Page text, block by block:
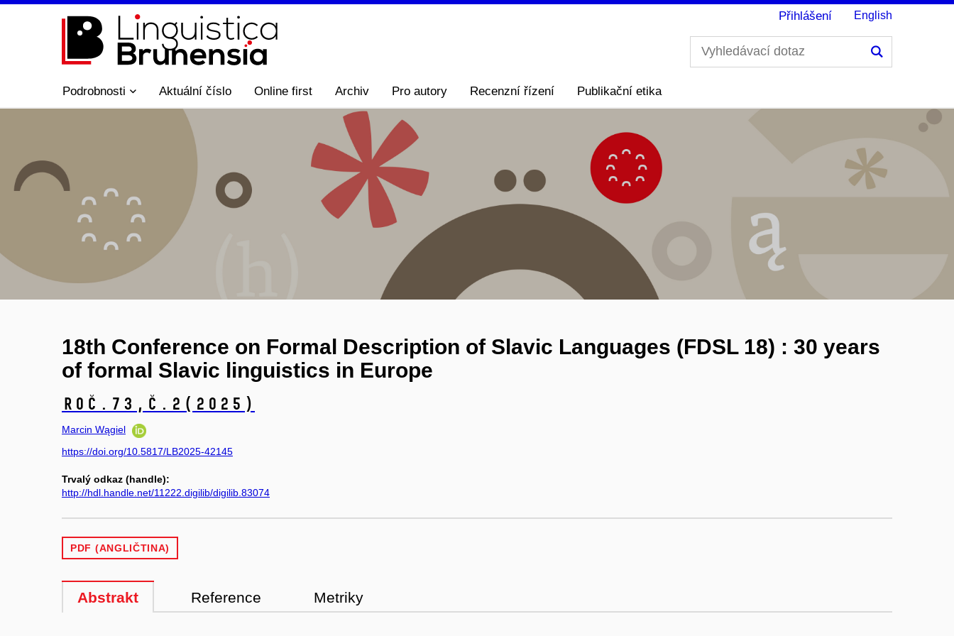
Přihlášení English
Podrobnosti Aktuální číslo Online first Archiv Pro autory Recenzní řízení Publikační etika
18th Conference on Formal Description of Slavic Languages (FDSL 18) : 30 years
of formal Slavic linguistics in Europe
Roč.73, č.2 (2025)
Marcin Wągiel
https://doi.org/10.5817/LB2025-42145
Trvalý odkaz (handle):
http://hdl.handle.net/11222.digilib/digilib.83074
PDF (ANGLIČTINA)
Abstrakt Reference Metriky